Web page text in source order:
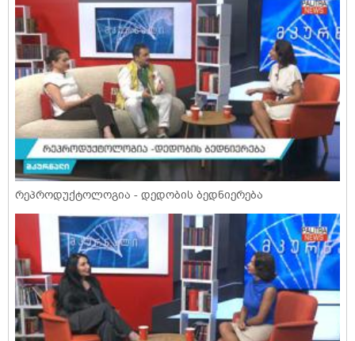
რეპროდუქტოლოგია - დედობის ბედნიერება